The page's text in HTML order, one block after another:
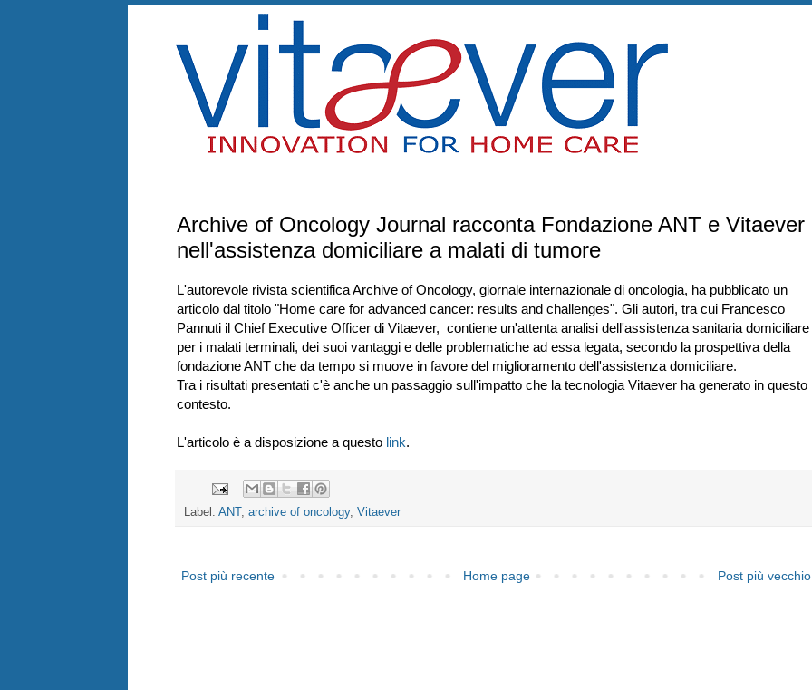
Archive of Oncology Journal racconta Fondazione ANT e Vitaever
nell'assistenza domiciliare a malati di tumore
L'autorevole rivista scientifica Archive of Oncology, giornale internazionale di oncologia, ha pubblicato un
articolo dal titolo "Home care for advanced cancer: results and challenges". Gli autori, tra cui Francesco
Pannuti il Chief Executive Officer di Vitaever, contiene un'attenta analisi dell'assistenza sanitaria domiciliare
per i malati terminali, dei suoi vantaggi e delle problematiche ad essa legata, secondo la prospettiva della
fondazione ANT che da tempo si muove in favore del miglioramento dell'assistenza domiciliare.
Tra i risultati presentati c'è anche un passaggio sull'impatto che la tecnologia Vitaever ha generato in questo
contesto.
L'articolo è a disposizione a questo link.
Label: ANT , archive of oncology, Vitaever
Post più recente Post più vecchio
Home page